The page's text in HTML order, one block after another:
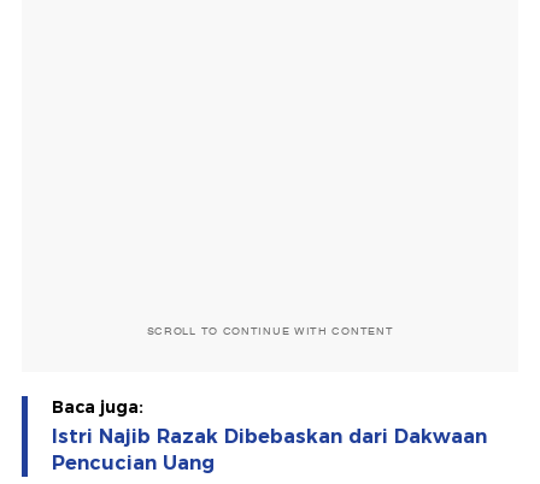
SCROLL TO CONTINUE WITH CONTENT
Baca juga:
Istri Najib Razak Dibebaskan dari Dakwaan
Pencucian Uang